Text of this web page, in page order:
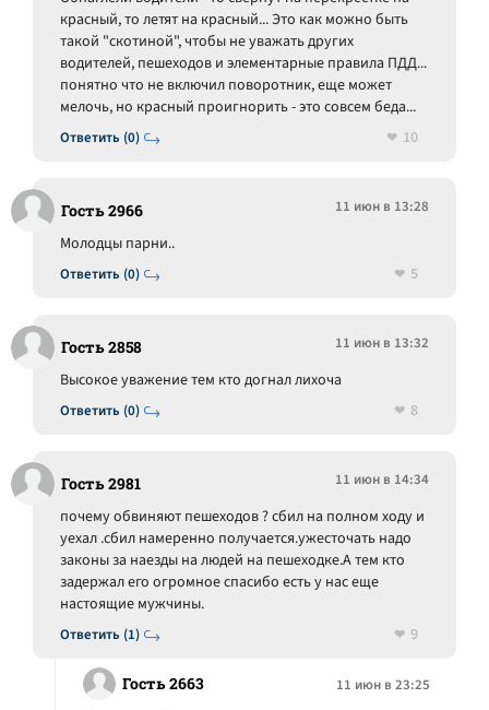
Ответить (0)
красный, то летят на красный... Это как можно быть
такой "скотиной", чтобы не уважать других
водителей, пешеходов и элементарные правила ПДД...
понятно что не включил поворотник, еще может
мелочь, но красный проигнорить - это совсем беда...
10
Гость 2966 11 июн в 13:28
Ответить (0)
Молодцы парни..
5
Гость 2858 11 июн в 13:32
Ответить (0)
Высокое уважение тем кто догнал лихоча
8
Гость 2981 11 июн в 14:34
Ответить (1)
почему обвиняют пешеходов ? сбил на полном ходу и
уехал .сбил намеренно получается.ужесточать надо
законы за наезды на людей на пешеходке.А тем кто
задержал его огромное спасибо есть у нас еще
настоящие мужчины.
9
Гость 2663 11 июн в 23:25